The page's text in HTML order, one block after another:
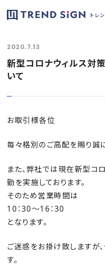
2020.7.13
新型コロナウィルス対
いて
お取引様各位
毎々格別のご高配を賜り誠
また、弊社では現在新型コ
勤を実施しております。
そのため営業時間は
10：30～16：30
となります。
ご迷惑をお掛け致しますが
す。
トレ